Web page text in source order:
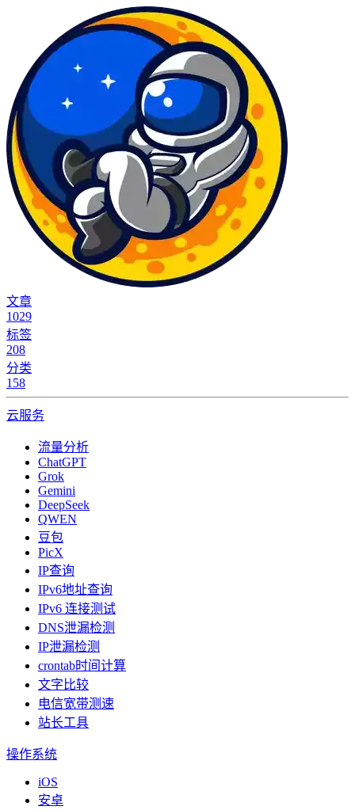
文章
1029
标签
208
分类
158
云服务
流量分析
ChatGPT
Grok
Gemini
DeepSeek
QWEN
豆包
PicX
IP查询
IPv6地址查询
IPv6 连接测试
DNS泄漏检测
IP泄漏检测
crontab时间计算
文字比较
电信宽带测速
站长工具
操作系统
iOS
安卓